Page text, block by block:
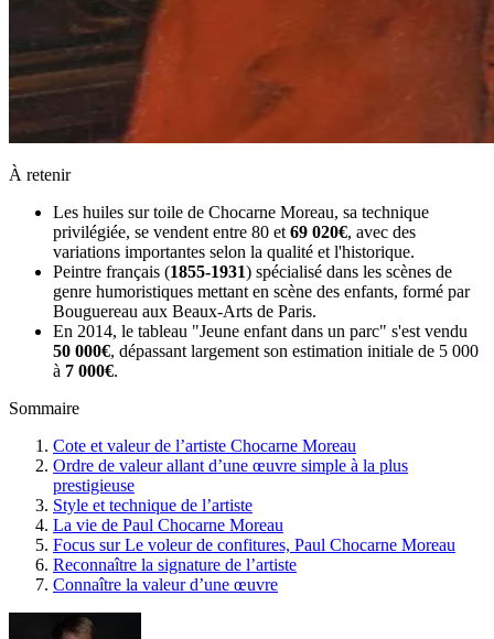
À retenir
Les huiles sur toile de Chocarne Moreau, sa technique
privilégiée, se vendent entre 80 et 69 020€, avec des
variations importantes selon la qualité et l'historique.
Peintre français (1855-1931) spécialisé dans les scènes de
genre humoristiques mettant en scène des enfants, formé par
Bouguereau aux Beaux-Arts de Paris.
En 2014, le tableau "Jeune enfant dans un parc" s'est vendu
50 000€, dépassant largement son estimation initiale de 5 000
à 7 000€.
Sommaire
Cote et valeur de l’artiste Chocarne Moreau
Ordre de valeur allant d’une œuvre simple à la plus
prestigieuse
Style et technique de l’artiste
La vie de Paul Chocarne Moreau
Focus sur Le voleur de confitures, Paul Chocarne Moreau
Reconnaître la signature de l’artiste
Connaître la valeur d’une œuvre